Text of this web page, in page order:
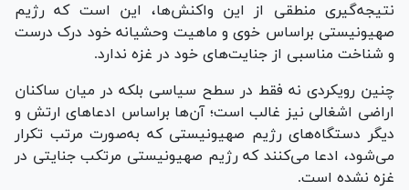
نتیجه‌گیری منطقی از این واکنش‌ها، این است که رژیم
صهیونیستی براساس خوی و ماهیت وحشیانه خود درک درست
و شناخت مناسبی از جنایت‌های خود در غزه ندارد.
چنین رویکردی نه فقط در سطح سیاسی بلکه در میان ساکنان
اراضی اشغالی نیز غالب است؛ آن‌ها براساس ادعا‌های ارتش و
دیگر دستگاه‌های رژیم صهیونیستی که به‌صورت مرتب تکرار
می‌شود، ادعا می‌کنند که رژیم صهیونیستی مرتکب جنایتی در
غزه نشده است.